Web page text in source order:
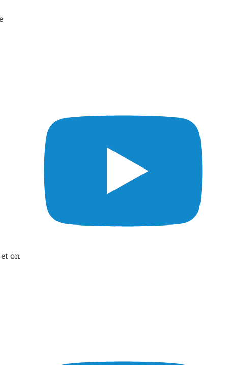
on